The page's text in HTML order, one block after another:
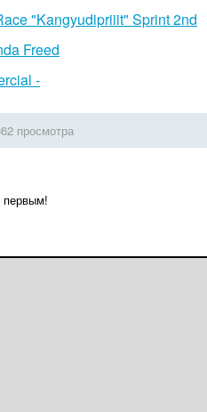
"Kangyudipriiit" Sprint 2nd
Freed
-
просмотра
первым!